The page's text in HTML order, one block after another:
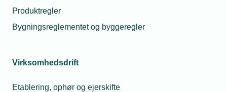
Produktregler
Bygningsreglementet og byggeregler
Virksomhedsdrift
Etablering, ophør og ejerskifte